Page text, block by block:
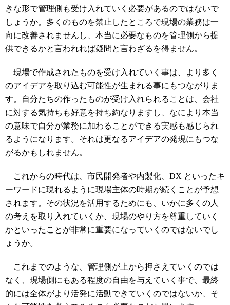
きな形で管理側も受け入れていく必要があるのではないで
しょうか。多くのものを禁止したところで現場の業務は一
向に改善されませんし、本当に必要なものを管理側から提
供できるかと言われれば疑問と言わざるを得ません。
現場で作成されたものを受け入れていく事は、より多く
のアイデアを取り込む可能性が生まれる事にもつながりま
す。自分たちの作ったものが受け入れられることは、会社
に対する気持ちも好意を持ち約なりますし、なにより本当
の意味で自分が業務に加わることができる実感も感じられ
るようになります。それは更なるアイデアの発現にもつな
がるかもしれません。
これからの時代は、市民開発者や内製化、DX といったキ
ーワードに現れるように現場主体の時期が続くことが予想
されます。その状況を活用するためにも、いかに多くの人
の考えを取り入れていくか、現場のやり方を尊重していく
かといったことが非常に重要になっていくのではないでし
ょうか。
これまでのような、管理側が上から押さえていくのでは
なく、現場側にもある程度の自由を与えていく事で、最終
的には全体がより活発に活動できていくのではないか、そ